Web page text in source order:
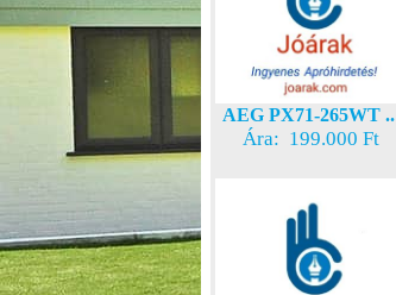
AEG PX71-265WT ..
Ára: 199.000 Ft